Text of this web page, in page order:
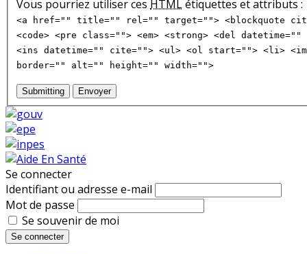
Vous pourriez utiliser ces HTMLétiquettes et attributs :
<a href="" title="" rel="" target=""> <blockquote
<code> <pre class=""> <em> <strong> <del
<ins datetime="" cite=""> <ul> <ol start=""> <li>
border="" alt="" height="" width="">
Submitting Envoyer
Se connecter
Identifiant ou adresse e-mail
Mot de passe
Se souvenir de moi
Se connecter